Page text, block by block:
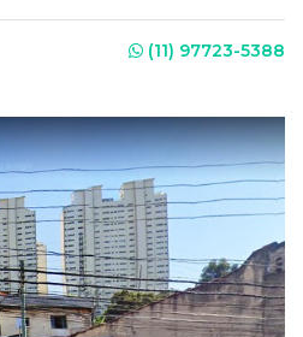
(11) 97723-5388